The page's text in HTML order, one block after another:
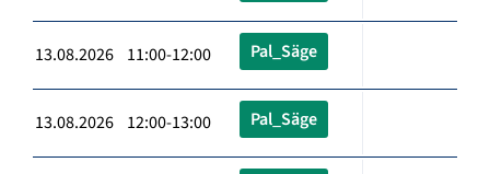
13.08.2026 11:00-12:00 Pal_Säge
13.08.2026 12:00-13:00 Pal_Säge